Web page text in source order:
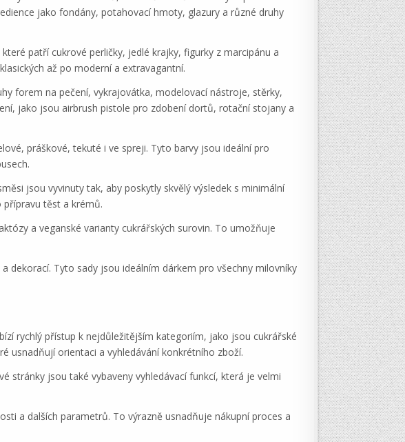
jako fondány, potahovací hmoty, glazury a různé druhy
patří cukrové perličky, jedlé krajky, figurky z marcipánu a
až po moderní a extravagantní.
forem na pečení, vykrajovátka, modelovací nástroje, stěrky,
jako jsou airbrush pistole pro zdobení dortů, rotační stojany a
práškové, tekuté i ve spreji. Tyto barvy jsou ideální pro
jsou vyvinuty tak, aby poskytly skvělý výsledek s minimální
přípravu těst a krémů.
a veganské varianty cukrářských surovin. To umožňuje
dekorací. Tyto sady jsou ideálním dárkem pro všechny milovníky
rychlý přístup k nejdůležitějším kategoriím, jako jsou cukrářské
usnadňují orientaci a vyhledávání konkrétního zboží.
stránky jsou také vybaveny vyhledávací funkcí, která je velmi
a dalších parametrů. To výrazně usnadňuje nákupní proces a